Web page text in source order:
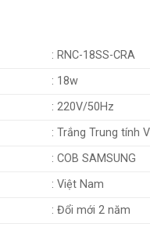
: RNC-18SS-CRA
: 18w
: 220V/50Hz
: Trắng Trung tính
: COB SAMSUNG
: Việt Nam
: Đổi mới 2 năm